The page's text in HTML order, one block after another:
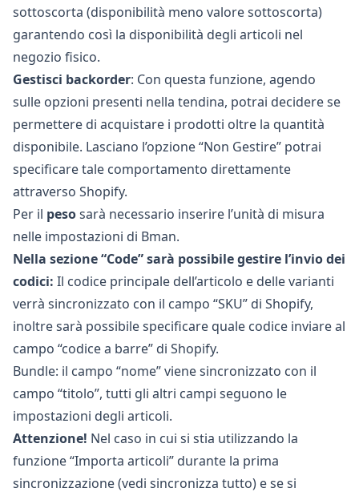
sottoscorta (disponibilità meno valore sottoscorta)
garantendo così la disponibilità degli articoli nel
negozio fisico.
Gestisci backorder: Con questa funzione, agendo
sulle opzioni presenti nella tendina, potrai decidere se
permettere di acquistare i prodotti oltre la quantità
disponibile. Lasciano l’opzione “Non Gestire” potrai
specificare tale comportamento direttamente
attraverso Shopify.
Per il pesosarà necessario inserire l’unità di misura
nelle impostazioni di Bman.
Nella sezione “Code” sarà possibile gestire l’invio dei
codici: Il codice principale dell’articolo e delle varianti
verrà sincronizzato con il campo “SKU” di Shopify,
inoltre sarà possibile specificare quale codice inviare al
campo “codice a barre” di Shopify.
Bundle: il campo “nome” viene sincronizzato con il
campo “titolo”, tutti gli altri campi seguono le
impostazioni degli articoli.
Attenzione! Nel caso in cui si stia utilizzando la
funzione “Importa articoli” durante la prima
sincronizzazione (vedi sincronizza tutto) e se si